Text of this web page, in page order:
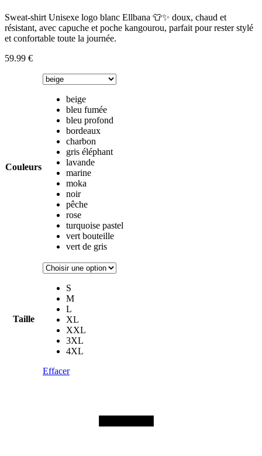
Sweat-shirt Unisexe logo blanc Ellbana 👕✨ doux, chaud et
résistant, avec capuche et poche kangourou, parfait pour rester stylé
et confortable toute la journée.
59.99 €
Couleurs
beige
bleu fumée
bleu profond
bordeaux
charbon
gris éléphant
lavande
marine
moka
noir
pêche
rose
turquoise pastel
vert bouteille
vert de gris
Taille
S
M
L
XL
XXL
3XL
4XL
Effacer